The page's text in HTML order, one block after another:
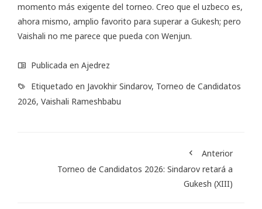
momento más exigente del torneo. Creo que el uzbeco es,
ahora mismo, amplio favorito para superar a Gukesh; pero
Vaishali no me parece que pueda con Wenjun.
Publicada en Ajedrez
Etiquetado en Javokhir Sindarov, Torneo de Candidatos
2026, Vaishali Rameshbabu
Anterior
Torneo de Candidatos 2026: Sindarov retará a
Gukesh (XIII)